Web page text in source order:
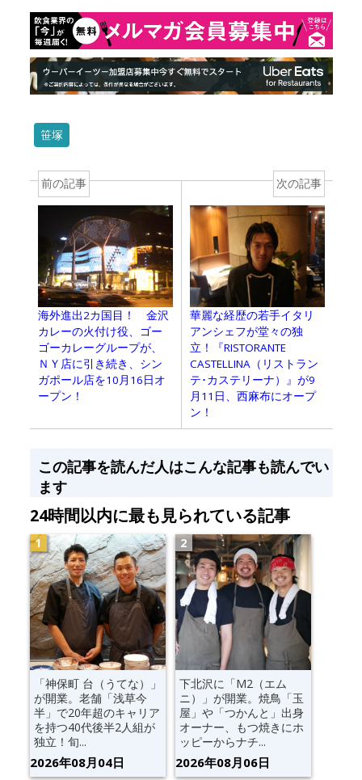
笹塚
前の記事
海外進出2カ国目！ 金沢
カレーの火付け役、ゴー
ゴーカレーグループが、
ＮＹ店に引き続き、シン
ガポール店を10月16日オ
ープン！
次の記事
華麗な経歴の若手イタリ
アンシェフが堂々の独
立！『RISTORANTE
CASTELLINA（リストラン
テ･カステリーナ）』が9
月11日、西麻布にオープ
ン！
この記事を読んだ人はこんな記事も読んでい
ます
24時間以内に最も見られている記事
「神保町 台（うてな）」
が開業。老舗「浅草今
半」で20年超のキャリア
を持つ40代後半2人組が
独立！旬...
2026年08月04日
下北沢に「M2（エム
ニ）」が開業。焼鳥「玉
屋」や「つかんと」出身
オーナー、もつ焼きにホ
ッピーからナチ...
2026年08月06日